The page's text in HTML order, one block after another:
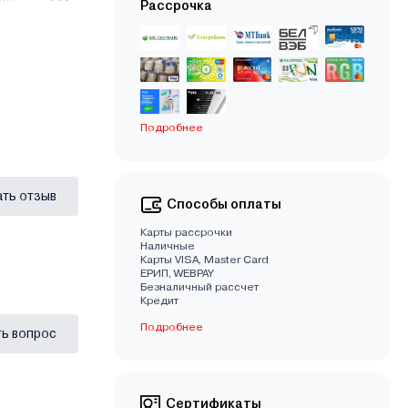
отзыв
вопрос
Рассрочка
Подробнее
Способы оплаты
Карты рассрочки
Наличные
Карты VISA, Master Card
EРИП, WEBPAY
Безналичный рассчет
Кредит
Подробнее
Сертификаты